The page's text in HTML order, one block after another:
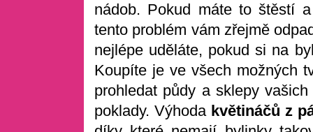
nádob. Pokud máte to štěstí
tento problém vám zřejmě
nejlépe uděláte, pokud si na
Koupíte je ve všech možných
prohledat půdy a sklepy
poklady. Výhoda květináčů z